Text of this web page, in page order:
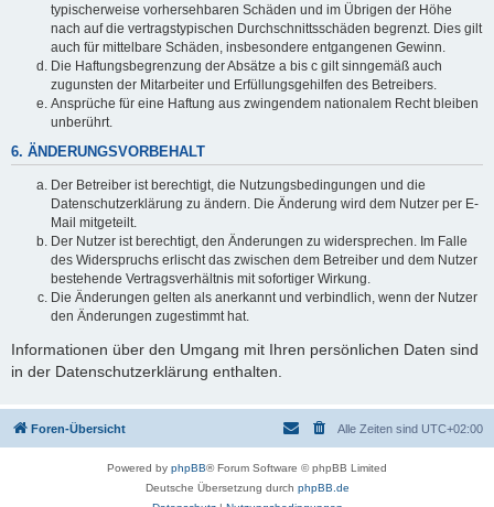
typischerweise vorhersehbaren Schäden und im Übrigen der Höhe
nach auf die vertragstypischen Durchschnittsschäden begrenzt. Dies gilt
auch für mittelbare Schäden, insbesondere entgangenen Gewinn.
Die Haftungsbegrenzung der Absätze a bis c gilt sinngemäß auch
zugunsten der Mitarbeiter und Erfüllungsgehilfen des Betreibers.
Ansprüche für eine Haftung aus zwingendem nationalem Recht bleiben
unberührt.
6. ÄNDERUNGSVORBEHALT
Der Betreiber ist berechtigt, die Nutzungsbedingungen und die
Datenschutzerklärung zu ändern. Die Änderung wird dem Nutzer per E-
Mail mitgeteilt.
Der Nutzer ist berechtigt, den Änderungen zu widersprechen. Im Falle
des Widerspruchs erlischt das zwischen dem Betreiber und dem Nutzer
bestehende Vertragsverhältnis mit sofortiger Wirkung.
Die Änderungen gelten als anerkannt und verbindlich, wenn der Nutzer
den Änderungen zugestimmt hat.
Informationen über den Umgang mit Ihren persönlichen Daten sind
in der Datenschutzerklärung enthalten.
Foren-Übersicht Alle Zeiten sind UTC+02:00
Powered by phpBB® Forum Software © phpBB Limited
Deutsche Übersetzung durch phpBB.de